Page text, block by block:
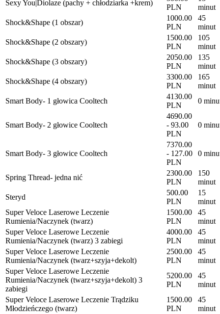
Sexy You|Diolaze (pachy + chłodziarka +krem)
PLN
minut
Shock&Shape (1 obszar)
1000.00
PLN
45
minut
Shock&Shape (2 obszary)
1500.00
PLN
105
minut
Shock&Shape (3 obszary)
2050.00
PLN
135
minut
Shock&Shape (4 obszary)
3300.00
PLN
165
minut
Smart Body- 1 głowica Cooltech
4130.00
PLN
0
Smart Body- 2 głowice Cooltech
4690.00
- 93.00
PLN
0
Smart Body- 3 głowice Cooltech
7370.00
- 127.00
PLN
0
Spring Thread- jedna nić
2300.00
PLN
150
minut
Steryd
500.00
PLN
15
minut
Super Veloce Laserowe Leczenie
Rumienia/Naczynek (twarz)
1500.00
PLN
45
minut
Super Veloce Laserowe Leczenie
Rumienia/Naczynek (twarz) 3 zabiegi
4000.00
PLN
45
minut
Super Veloce Laserowe Leczenie
Rumienia/Naczynek (twarz+szyja+dekolt)
2500.00
PLN
45
minut
Super Veloce Laserowe Leczenie
Rumienia/Naczynek (twarz+szyja+dekolt) 3
zabiegi
5200.00
PLN
45
minut
Super Veloce Laserowe Leczenie Trądziku
Młodzieńczego (twarz)
1500.00
PLN
45
minut